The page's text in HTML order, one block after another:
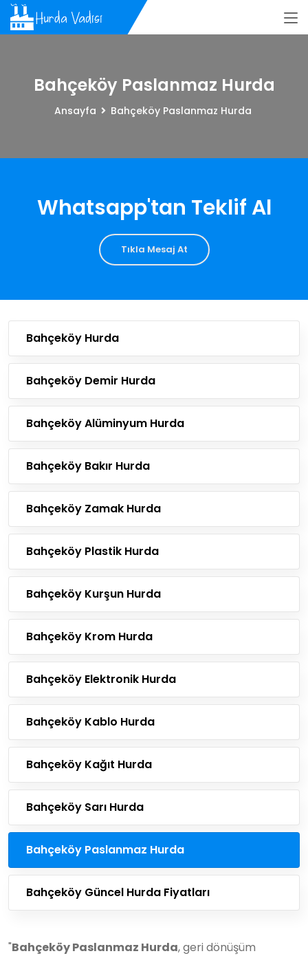
Bahçeköy Paslanmaz Hurda
Ansayfa Bahçeköy Paslanmaz Hurda
Whatsapp'tan Teklif Al
Tıkla Mesaj At
Bahçeköy Hurda
Bahçeköy Demir Hurda
Bahçeköy Alüminyum Hurda
Bahçeköy Bakır Hurda
Bahçeköy Zamak Hurda
Bahçeköy Plastik Hurda
Bahçeköy Kurşun Hurda
Bahçeköy Krom Hurda
Bahçeköy Elektronik Hurda
Bahçeköy Kablo Hurda
Bahçeköy Kağıt Hurda
Bahçeköy Sarı Hurda
Bahçeköy Paslanmaz Hurda
Bahçeköy Güncel Hurda Fiyatları
"Bahçeköy Paslanmaz Hurda, geri dönüşüm